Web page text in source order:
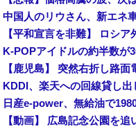
KDDI、楽天への回線貸し